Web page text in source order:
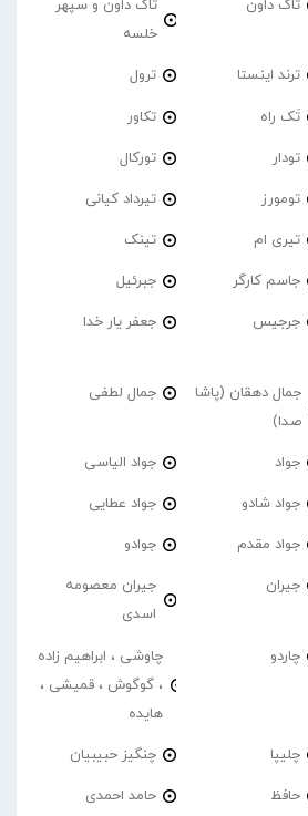
تاک داون
تاک داون و سپهر
خلسه
ترند اینستا ترول
تَک راه تکاور
تودار تورکال
تومورز تیرداد کیانی
تیری ام تینک
جاسم کارگر جبرئیل
جرجیس جعفر یار خدا
جمال دهقان (پاشا
صدا)
جمال لطفی
جواد جواد الیاسی
جواد شادو جواد عطایی
جواد مقدم جوادو
جیران
جیران معصومه
اسدی
چاردو
چاوشی ، ابراهیم زاده
، گوگوش ، قمیشی ،
هایده
چلیپا چنگیز حبیبیان
حافظ حامد احمدی